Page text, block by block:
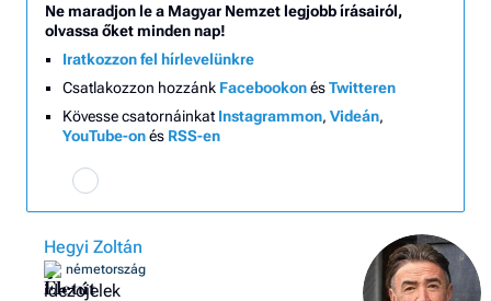
Ne maradjon le a Magyar Nemzet legjobb írásairól,
olvassa őket minden nap!
Iratkozzon fel hírlevelünkre
Csatlakozzon hozzánk FacebookonésTwitteren
Kövesse csatornáinkat Instagrammon, Videán,
YouTube-onés RSS-en
Hegyi Zoltán
németország
Életút